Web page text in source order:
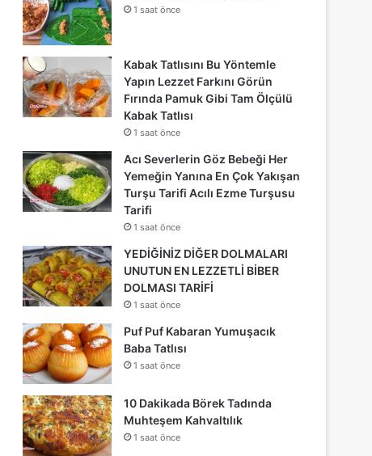
1 saat önce
Kabak Tatlısını Bu Yöntemle
Yapın Lezzet Farkını Görün
Fırında Pamuk Gibi Tam Ölçülü
Kabak Tatlısı
1 saat önce
Acı Severlerin Göz Bebeği Her
Yemeğin Yanına En Çok Yakışan
Turşu Tarifi Acılı Ezme Turşusu
Tarifi
1 saat önce
YEDİĞİNİZ DİĞER DOLMALARI
UNUTUN EN LEZZETLİ BİBER
DOLMASI TARİFİ
1 saat önce
Puf Puf Kabaran Yumuşacık
Baba Tatlısı
1 saat önce
10 Dakikada Börek Tadında
Muhteşem Kahvaltılık
1 saat önce